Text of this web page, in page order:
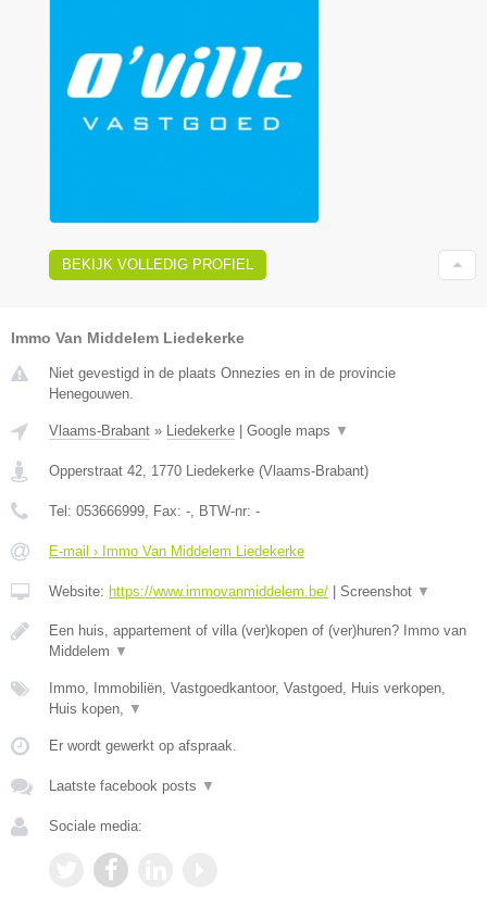
BEKIJK VOLLEDIG PROFIEL
Immo Van Middelem Liedekerke
Niet gevestigd in de plaats Onnezies en in de provincie
Henegouwen.
Vlaams-Brabant » Liedekerke Google maps ▼
Opperstraat 42 1770 Liedekerke (Vlaams-Brabant)
Tel: 053666999 , Fax: - , BTW-nr: -
E-mail › Immo Van Middelem Liedekerke
Website: https://www.immovanmiddelem.be/ Screenshot ▼
Een huis, appartement of villa (ver)kopen of (ver)huren? Immo van
Middelem ▼
Immo, Immobiliën, Vastgoedkantoor, Vastgoed, Huis verkopen,
Huis kopen,
▼
Er wordt gewerkt op afspraak.
Laatste facebook posts ▼
Sociale media: